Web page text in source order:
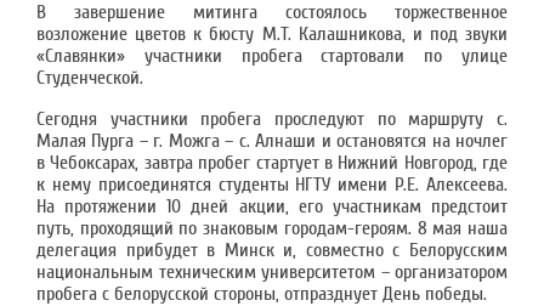
В завершение митинга состоялось торжественное
возложение цветов к бюсту М.Т. Калашникова, и под звуки
«Славянки» участники пробега стартовали по улице
Студенческой.
Сегодня участники пробега проследуют по маршруту с.
Малая Пурга –г. Можга – с. Алнаши и остановятся на ночлег
в Чебоксарах, завтра пробег стартует в Нижний Новгород, где
к нему присоединятся студенты НГТУ имени Р.Е. Алексеева.
На протяжении 10 дней акции, его участникам предстоит
путь, проходящий по знаковым городам-героям. 8 мая наша
делегация прибудет в Минск и, совместно с Белорусским
национальным техническим университетом – организатором
пробега с белорусской стороны, отпразднует День победы.